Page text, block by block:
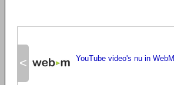
< YouTube video's nu in WebM